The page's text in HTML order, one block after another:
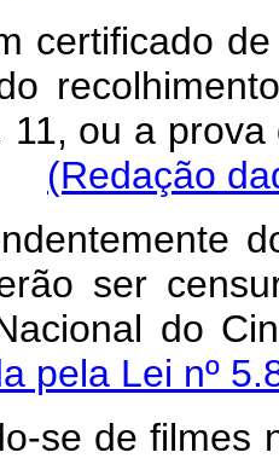
certificado
11, ou a
(Redação
ser
Nacional
pela Lei nº
se de filmes